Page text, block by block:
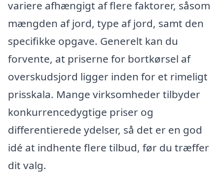
variere afhængigt af flere faktorer, såsom
mængden af jord, type af jord, samt den
specifikke opgave. Generelt kan du
forvente, at priserne for bortkørsel af
overskudsjord ligger inden for et rimeligt
prisskala. Mange virksomheder tilbyder
konkurrencedygtige priser og
differentierede ydelser, så det er en god
idé at indhente flere tilbud, før du træffer
dit valg.